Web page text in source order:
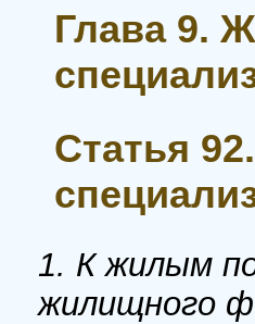
Глава 9.
Статья
1. К жилым
жилищного